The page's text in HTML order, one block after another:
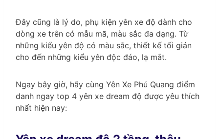
Đây cũng là lý do, phụ kiện yên xe độ dành cho
dòng xe trên có mẫu mã, màu sắc đa dạng. Từ
những kiểu yên độ có màu sắc, thiết kế tối giản
cho đến những kiểu yên độc đáo, lạ mắt.
Ngay bây giờ, hãy cùng Yên Xe Phú Quang điểm
danh ngay top 4 yên xe dream độ được yêu thích
nhất hiện nay: